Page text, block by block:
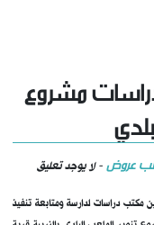
مشروع
عروض- لا يوجد تعليق
مكتب دراسات لدارسة ومتابعة تنفيذ